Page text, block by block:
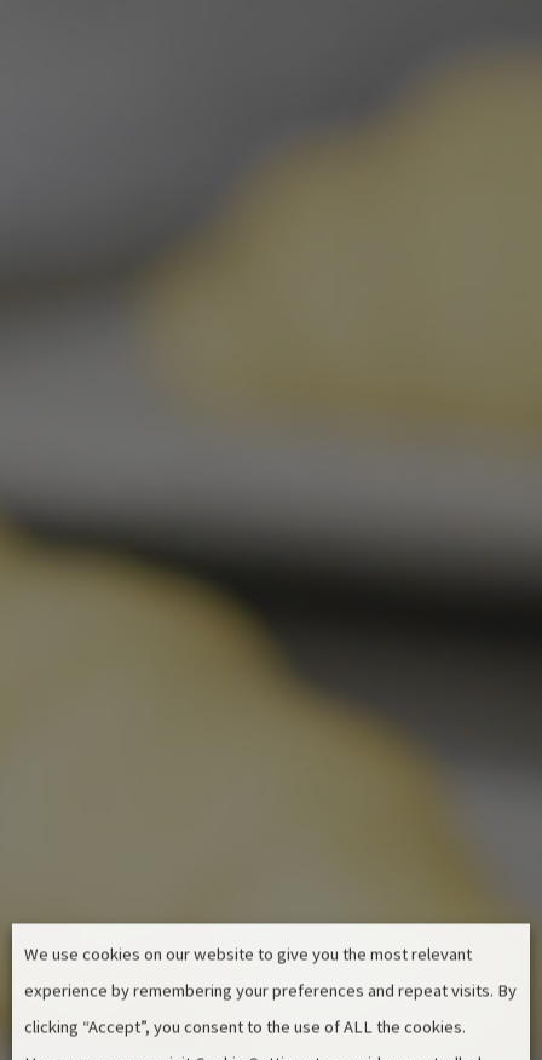
We use cookies on our website to give you the most relevant
experience by remembering your preferences and repeat visits. By
clicking “Accept”, you consent to the use of ALL the cookies.